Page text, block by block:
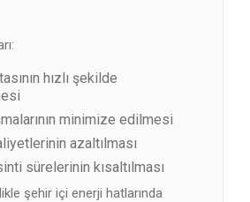
hızlı şekilde
minimize edilmesi
azaltılması
sürelerinin kısaltılması
şehir içi enerji hatlarında